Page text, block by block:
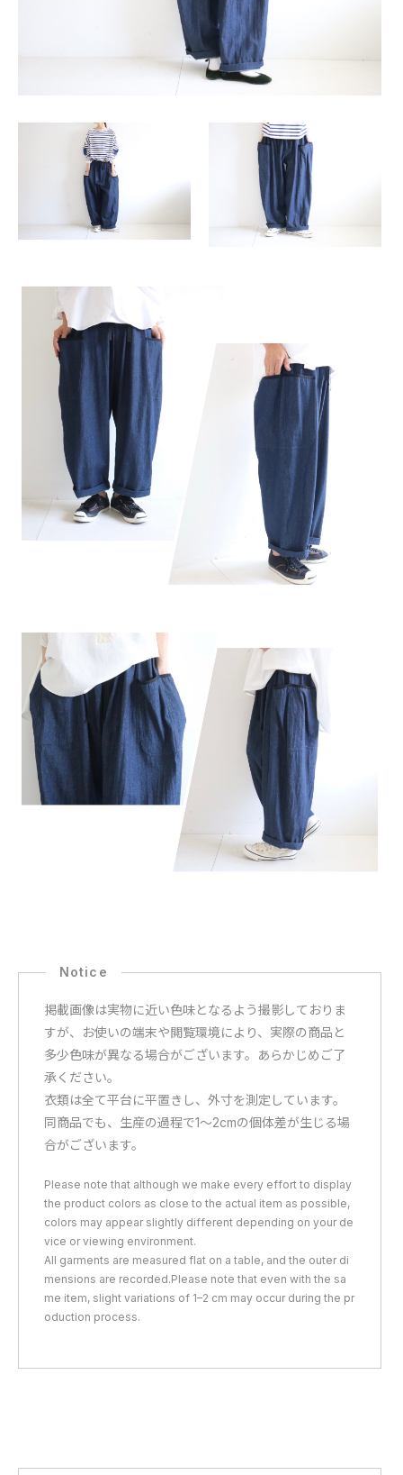
掲載画像は実物に近い色味となるよう撮影しておりま
すが、お使いの端末や閲覧環境により、実際の商品と
多少色味が異なる場合がございます。あらかじめご了
承ください。
衣類は全て平台に平置きし、外寸を測定しています。
同商品でも、生産の過程で1〜2cmの個体差が生じる場
合がございます。
Please note that although we make every effort to display
the product colors as close to the actual item as possible,
colors may appear slightly different depending on your de
vice or viewing environment.
All garments are measured flat on a table, and the outer di
mensions are recorded.Please note that even with the sa
me item, slight variations of 1–2 cm may occur during the pr
oduction process.